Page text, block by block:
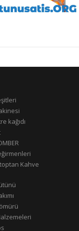
kağıdı
Kahve